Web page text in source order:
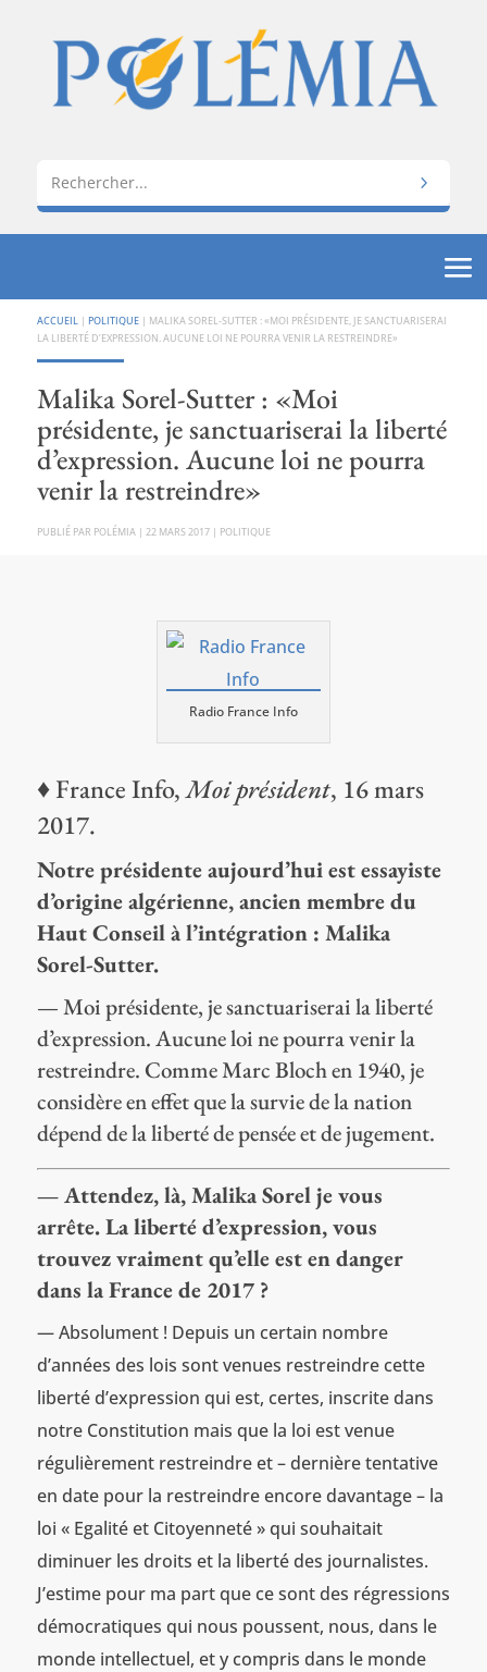
ACCUEIL | POLITIQUE| MALIKA SOREL-SUTTER : «MOI PRÉSIDENTE, JE SANCTUARISERAI
LA LIBERTÉ D’EXPRESSION. AUCUNE LOI NE POURRA VENIR LA RESTREINDRE»
Malika Sorel-Sutter : «Moi
présidente, je sanctuariserai la liberté
d’expression. Aucune loi ne pourra
venir la restreindre»
PAR POLÉMIA | 22 MARS 2017| POLITIQUE
Radio France Info
♦ France Info,Moi président, 16 mars
2017.
Notre présidente aujourd’hui est essayiste
d’origine algérienne, ancien membre du
Haut Conseil à l’intégration : Malika
Sorel-Sutter.
— Moi présidente, je sanctuariserai la liberté
d’expression. Aucune loi ne pourra venir la
restreindre. Comme Marc Bloch en 1940, je
considère en effet que la survie de la nation
dépend de la liberté de pensée et de jugement.
— Attendez, là, Malika Sorel je vous
arrête. La liberté d’expression, vous
trouvez vraiment qu’elle est en danger
dans la France de 2017 ?
— Absolument ! Depuis un certain nombre
d’années des lois sont venues restreindre cette
liberté d’expression qui est, certes, inscrite dans
notre Constitution mais que la loi est venue
régulièrement restreindre et – dernière tentative
en date pour la restreindre encore davantage – la
loi « Egalité et Citoyenneté » qui souhaitait
diminuer les droits et la liberté des journalistes.
J’estime pour ma part que ce sont des régressions
démocratiques qui nous poussent, nous, dans le
monde intellectuel, et y compris dans le monde